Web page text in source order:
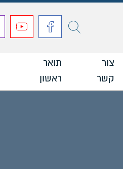
חפש
צור
קשר
תואר
ראשון